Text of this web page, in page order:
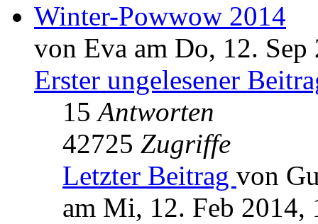
Winter-Powwow 2014
von Eva am Do, 12. Sep
Erster ungelesener
15Antworten
42725 Zugriffe
Letzter Beitrag von
am Mi, 12. Feb 2014,